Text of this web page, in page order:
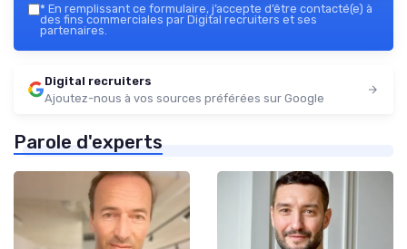
* En remplissant ce formulaire, j’accepte d’être contacté(e) à
des fins commerciales par Digital recruiters et ses
partenaires.
Digital recruiters
Ajoutez-nous à vos sources préférées sur Google
Parole d'experts